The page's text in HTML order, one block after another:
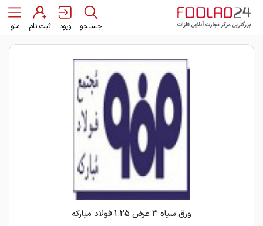
جستجو ورود ثبت نام منو
ورق سیاه 3 عرض 1.25 فولاد مبارکه